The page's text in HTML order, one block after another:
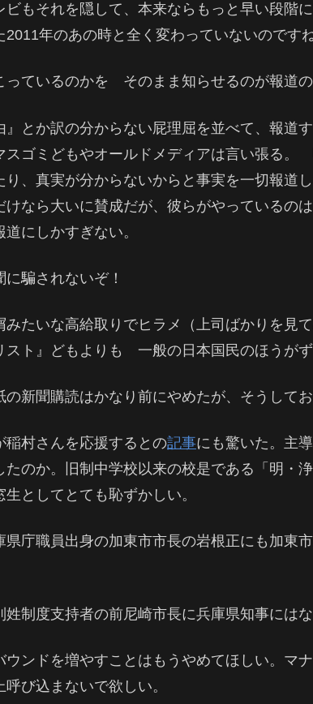
ビもそれを隠して、本来ならもっと早い段
年のあの時と全く変わっていないのですね
っているのかを そのまま知らせるのが報道の
』とか訳の分からない屁理屈を並べて、報道
スゴミどもやオールドメディアは言い張る
り、真実が分からないからと事実を一切報
けなら大いに賛成だが、彼らがやっているの
にしかすぎない。
騙されないぞ！
みたいな高給取りでヒラメ（上司ばかりを見
スト』どもよりも 一般の日本国民のほうがず
新聞購読はかなり前にやめたが、そうしてお
稲村さんを応援するとの記事にも驚いた。主
たのか。旧制中学校以来の校是である「明・
としてとても恥ずかしい。
県庁職員出身の加東市市長の岩根正にも加東
制度支持者の前尼崎市長に兵庫県知事にはな
ンドを増やすことはもうやめてほしい。マ
び込まないで欲しい。